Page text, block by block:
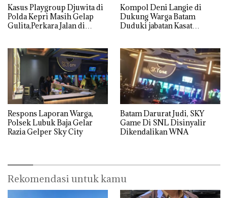
Kasus Playgroup Djuwita di
Polda Kepri Masih Gelap
Gulita,Perkara Jalan di
Kompol Deni Langie di
Dukung Warga Batam
Duduki jabatan Kasat
Respons Laporan Warga,
Polsek Lubuk Baja Gelar
Razia Gelper Sky City
Batam Darurat Judi, SKY
Game Di SNL Disinyalir
Dikendalikan WNA
Rekomendasi untuk kamu